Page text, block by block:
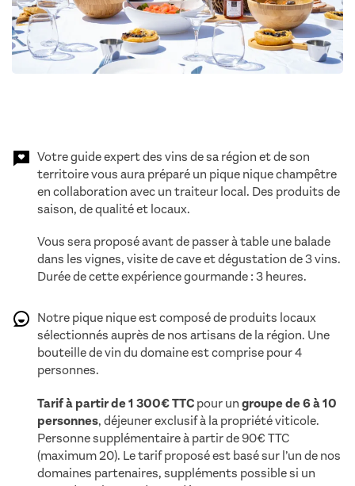
Votre guide expert des vins de sa région et de son
territoire vous aura préparé un pique nique champêtre
en collaboration avec un traiteur local. Des produits de
saison, de qualité et locaux.
Vous sera proposé avant de passer à table une balade
dans les vignes, visite de cave et dégustation de 3 vins.
Durée de cette expérience gourmande : 3 heures.
Notre pique nique est composé de produits locaux
sélectionnés auprès de nos artisans de la région. Une
bouteille de vin du domaine est comprise pour 4
personnes.
Tarif à partir de 1 300€ TTCpour ungroupe de 6 à 10
personnes, déjeuner exclusif à la propriété viticole.
Personne supplémentaire à partir de 90€ TTC
(maximum 20). Le tarif proposé est basé sur l’un de nos
domaines partenaires, suppléments possible si un